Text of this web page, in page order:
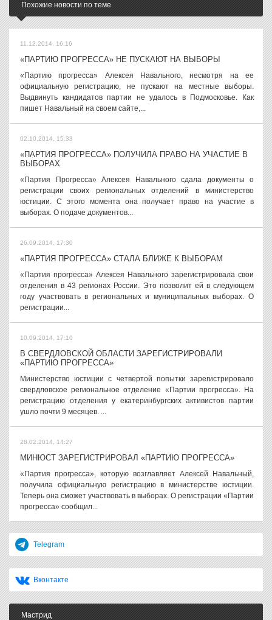
Похожие новости по теме
11.12.2014, 16:16
«ПАРТИЮ ПРОГРЕССА» НЕ ПУСКАЮТ НА ВЫБОРЫ
«Партию прогресса» Алексея Навального, несмотря на ее
официальную регистрацию, не пускают на местные выборы.
Выдвинуть кандидатов партии не удалось в Подмосковье. Как
пишет Навальный на своем сайте,...
02.10.2014, 15:33
«ПАРТИЯ ПРОГРЕССА» ПОЛУЧИЛА ПРАВО НА УЧАСТИЕ В
ВЫБОРАХ
«Партия Прогресса» Алексея Навального сдала документы о
регистрации своих региональных отделений в министерство
юстиции. С этого момента она получает право на участие в
выборах. О подаче документов...
26.09.2014, 17:30
«ПАРТИЯ ПРОГРЕССА» СТАЛА БЛИЖЕ К ВЫБОРАМ
«Партия прогресса» Алексея Навального зарегистрировала свои
отделения в 43 регионах России. Это позволит ей в следующем
году участвовать в региональных и муниципальных выборах. О
регистрации...
10.09.2014, 17:10
В СВЕРДЛОВСКОЙ ОБЛАСТИ ЗАРЕГИСТРИРОВАЛИ
«ПАРТИЮ ПРОГРЕССА»
Министерство юстиции с четвертой попытки зарегистрировало
свердловское региональное отделение «Партии прогресса». На
регистрацию отделения у екатеринбургских активистов партии
ушло почти 9 месяцев. ...
28.02.2014, 14:27
МИНЮСТ ЗАРЕГИСТРИРОВАЛ «ПАРТИЮ ПРОГРЕССА»
«Партия прогресса», которую возглавляет Алексей Навальный,
получила официальную регистрацию в министерстве юстиции.
Теперь она сможет участвовать в выборах. О регистрации «Партии
прогресса» сообщил...
Telegram
Вконтакте
Мастрид